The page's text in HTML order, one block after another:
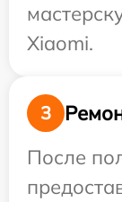
Xiaomi.
3
После